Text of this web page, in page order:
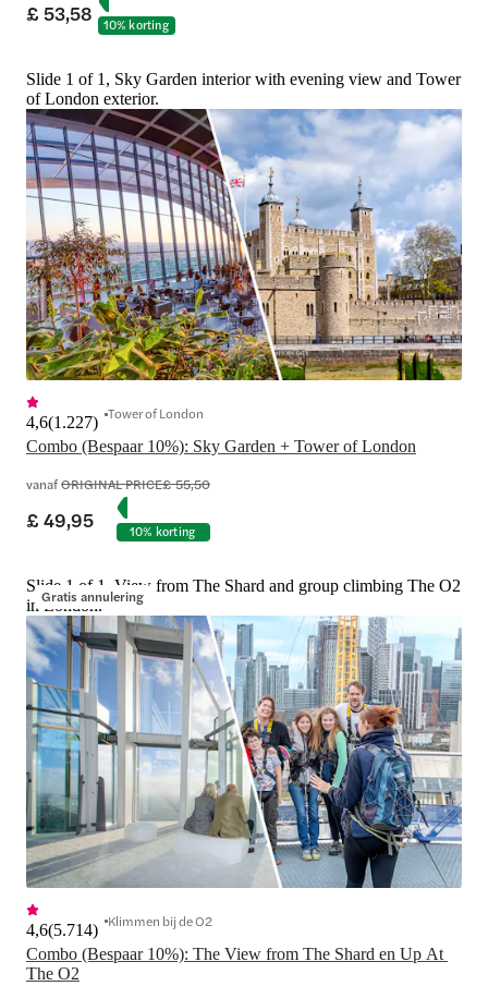
£ 53,58 10% korting
Slide 1 of 1, Sky Garden interior with evening view and Tower
of London exterior.
Combo (Bespaar 10%): Sky Garden + Tower of London
4,6(1.227) Tower of London
vanafORIGINAL PRICE£ 55,50
£ 49,95 10% korting
Gratis annulering
Slide 1 of 1, View from The Shard and group climbing The O2
in London.
Combo (Bespaar 10%): The View from The Shard en Up At
The O2
4,6(5.714) Klimmen bij de O2